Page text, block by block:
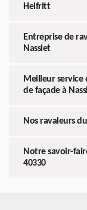
Helfritt
Entreprise de
Nassiet
Meilleur
de façade à
Nos ravaleurs
Notre savoir-
40330